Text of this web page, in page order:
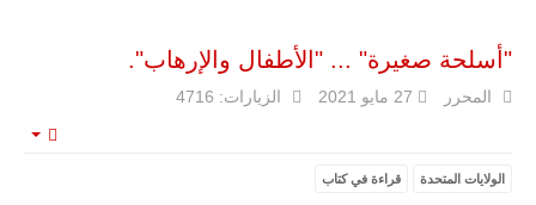
"أسلحة صغيرة" ... "الأطفال والإرهاب".
المحرر 27 مايو 2021 الزيارات: 4716
الولايات المتحدة قراءة في كتاب